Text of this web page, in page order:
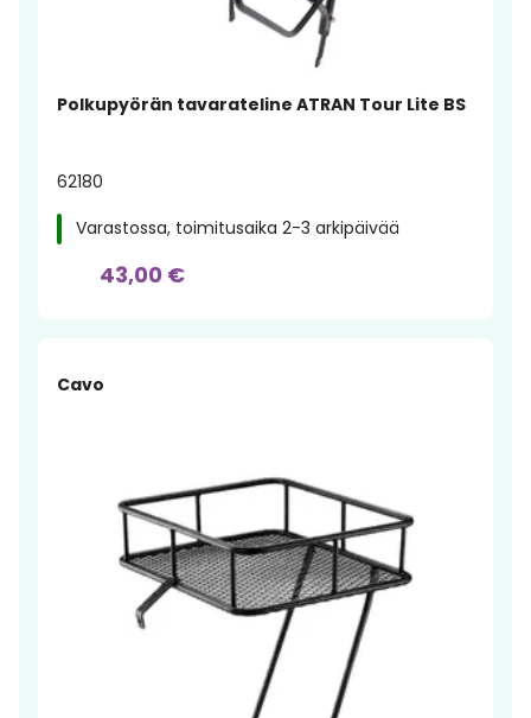
Polkupyörän tavarateline ATRAN Tour Lite BS
62180
Varastossa, toimitusaika 2-3 arkipäivää
43,00 €
Cavo